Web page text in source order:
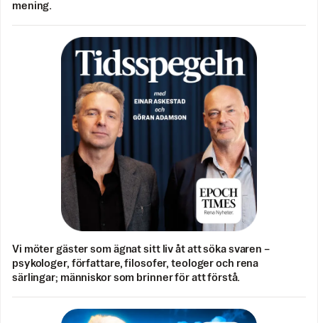
mening.
Vi möter gäster som ägnat sitt liv åt att söka svaren –
psykologer, författare, filosofer, teologer och rena
särlingar; människor som brinner för att förstå.